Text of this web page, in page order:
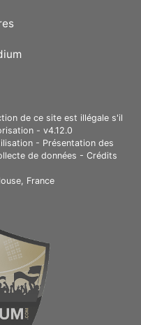
de ce site est illégale s'il
- v4.12.0
- Présentation des
de données - Crédits
France